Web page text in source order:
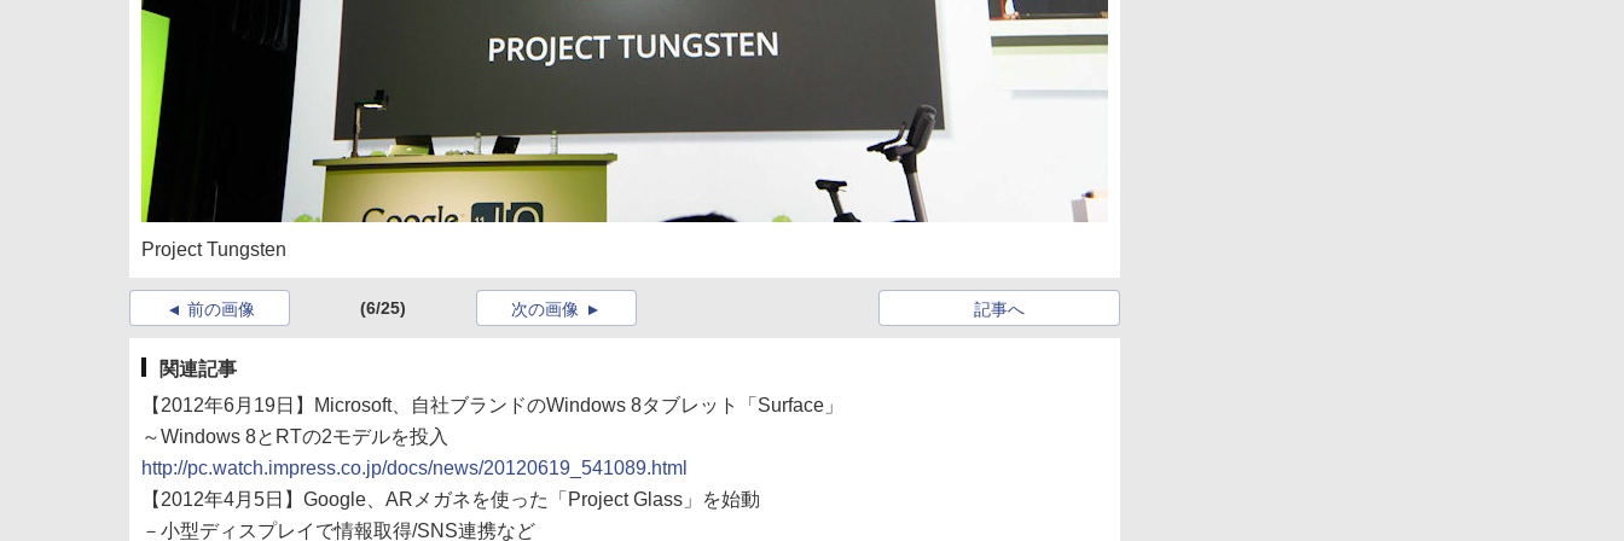
Project Tungsten
前の画像 (6/25) 記事へ
次の画像
関連記事
【2012年6月19日】Microsoft、自社ブランドのWindows 8タブレット「Surface」
～Windows 8とRTの2モデルを投入
http://pc.watch.impress.co.jp/docs/news/20120619_541089.html
【2012年4月5日】Google、ARメガネを使った「Project Glass」を始動
－小型ディスプレイで情報取得/SNS連携など